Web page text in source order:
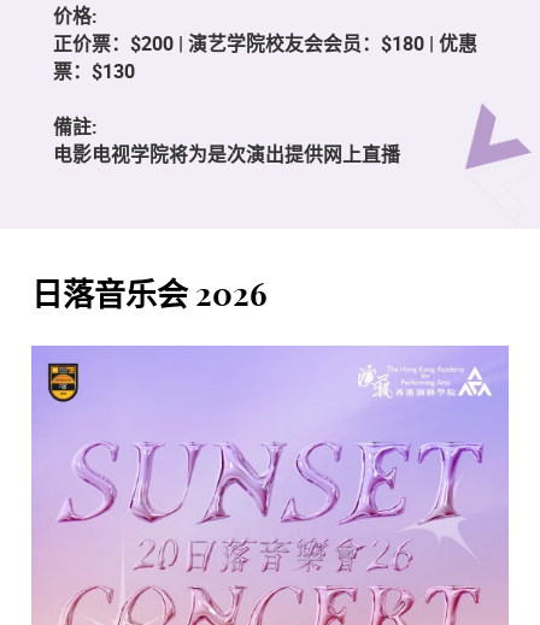
价格:
正价票：$200 | 演艺学院校友会会员：$180 | 优惠
票：$130
備註:
电影电视学院将为是次演出提供网上直播
日落音乐会 2026